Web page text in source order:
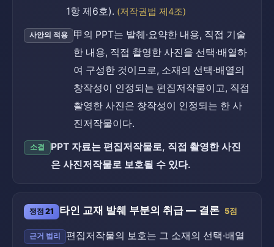
1항 제6호). (저작권법 제4조)
사안의 적용
甲의 PPT는 발췌·요약한 내용, 직접 기술
한 내용, 직접 촬영한 사진을 선택·배열하
여 구성한 것이므로, 소재의 선택·배열의
창작성이 인정되는 편집저작물이고, 직접
촬영한 사진은 창작성이 인정되는 한 사
진저작물이다.
소결
PPT 자료는 편집저작물로, 직접 촬영한 사진
은 사진저작물로 보호될 수 있다.
쟁점 21 타인 교재 발췌 부분의 취급 — 결론 5점
근거 법리
편집저작물의 보호는 그 소재의 선택·배열